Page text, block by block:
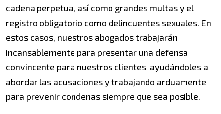
cadena perpetua, así como grandes multas y el
registro obligatorio como delincuentes sexuales. En
estos casos, nuestros abogados trabajarán
incansablemente para presentar una defensa
convincente para nuestros clientes, ayudándoles a
abordar las acusaciones y trabajando arduamente
para prevenir condenas siempre que sea posible.